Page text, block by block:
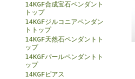
14KGF合成宝石ペンダント
トップ
14KGFジルコニアペンダン
トトップ
14KGF天然石ペンダントト
ップ
14KGFパールペンダントト
ップ
14KGFピアス